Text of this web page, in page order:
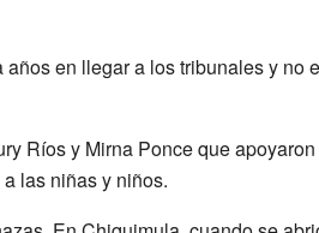
en llegar a los tribunales y
Ríos y Mirna Ponce que
las niñas y niños.